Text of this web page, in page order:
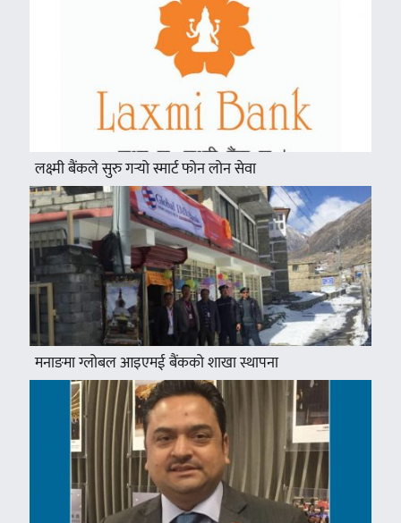
लक्ष्मी बैंकले सुरु गर्‍यो स्मार्ट फोन लोन सेवा
मनाङमा ग्लोबल आइएमई बैंकको शाखा स्थापना